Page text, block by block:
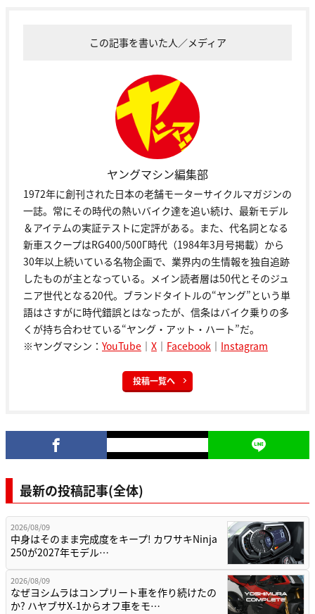
この記事を書いた人／メディア
ヤングマシン編集部
1972年に創刊された日本の老舗モーターサイクルマガジンの
一誌。常にその時代の熱いバイク達を追い続け、最新モデル
＆アイテムの実証テストに定評がある。また、代名詞となる
新車スクープはRG400/500Γ時代（1984年3月号掲載）から
30年以上続いている名物企画で、業界内の生情報を独自追跡
したものが主となっている。メイン読者層は50代とそのジュ
ニア世代となる20代。ブランドタイトルの“ヤング”という単
語はさすがに時代錯誤とはなったが、信条はバイク乗りの多
くが持ち合わせている“ヤング・アット・ハート”だ。
※ヤングマシン： YouTube ｜ X ｜ Facebook ｜ Instagram
投稿一覧へ
最新の投稿記事(全体)
2026/08/09
中身はそのまま完成度をキープ! カワサキNinja
250が2027年モデル…
2026/08/09
なぜヨシムラはコンプリート車を作り続けたの
か? ハヤブサX-1からオフ車をモ…